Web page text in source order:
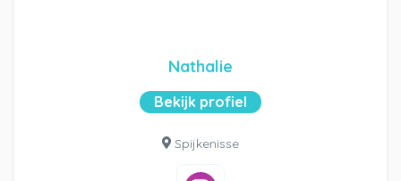
Nathalie
Bekijk profiel
Spijkenisse